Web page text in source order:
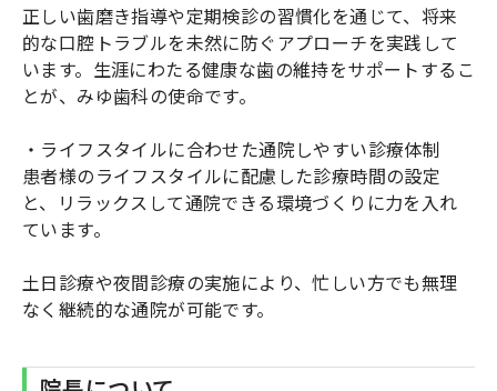
正しい歯磨き指導や定期検診の習慣化を通じて、将来
的な口腔トラブルを未然に防ぐアプローチを実践して
います。生涯にわたる健康な歯の維持をサポートするこ
とが、みゆ歯科の使命です。
・ライフスタイルに合わせた通院しやすい診療体制
患者様のライフスタイルに配慮した診療時間の設定
と、リラックスして通院できる環境づくりに力を入れ
ています。
土日診療や夜間診療の実施により、忙しい方でも無理
なく継続的な通院が可能です。